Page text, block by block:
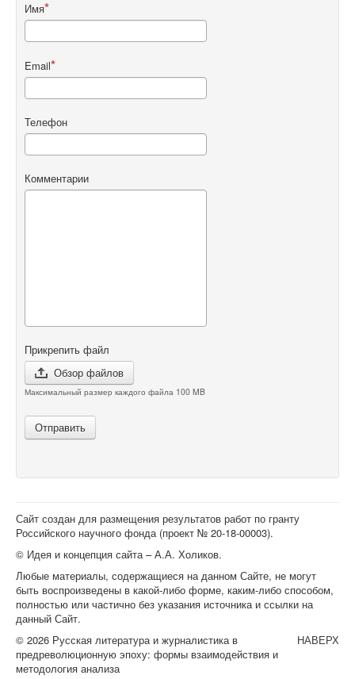
Имя
Email
Телефон
Комментарии
Прикрепить файл
Обзор файлов
Максимальный размер каждого файла 100 MB
Отправить
Сайт создан для размещения результатов работ по гранту
Российского научного фонда (проект № 20-18-00003).
© Идея и концепция сайта – А.А. Холиков.
Любые материалы, содержащиеся на данном Сайте, не могут
быть воспроизведены в какой-либо форме, каким-либо способом,
полностью или частично без указания источника и ссылки на
данный Сайт.
НАВЕРХ
© 2026 Русская литература и журналистика в
предреволюционную эпоху: формы взаимодействия и
методология анализа